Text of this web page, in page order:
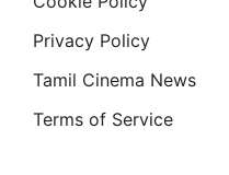
Privacy Policy
Tamil Cinema News
Terms of Service